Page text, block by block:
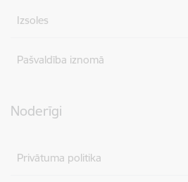
Izsoles
Pašvaldība iznomā
Noderīgi
Privātuma politika